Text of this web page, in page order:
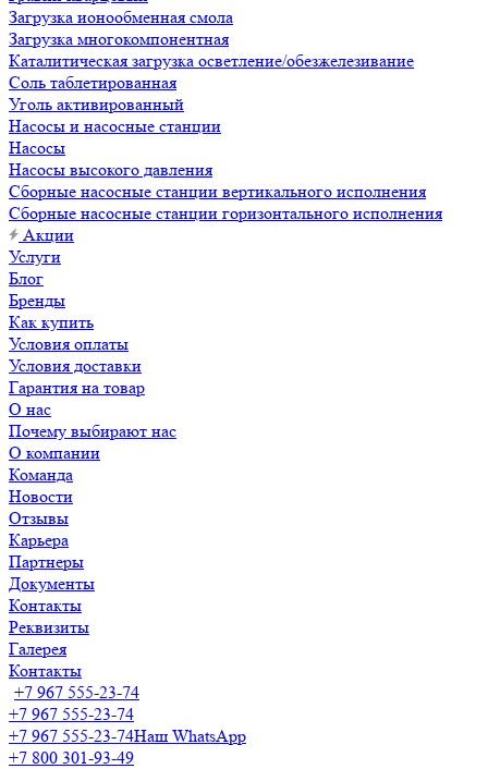
Загрузка ионообменная смола
Загрузка многокомпонентная
Каталитическая загрузка осветление/обезжелезивание
Соль таблетированная
Уголь активированный
Насосы и насосные станции
Насосы
Насосы высокого давления
Сборные насосные станции вертикального исполнения
Сборные насосные станции горизонтального исполнения
Акции
Услуги
Блог
Бренды
Как купить
Условия оплаты
Условия доставки
Гарантия на товар
О нас
Почему выбирают нас
О компании
Команда
Новости
Отзывы
Карьера
Партнеры
Документы
Контакты
Реквизиты
Галерея
Контакты
+7 967 555-23-74
+7 967 555-23-74
+7 967 555-23-74Наш WhatsApp
+7 800 301-93-49